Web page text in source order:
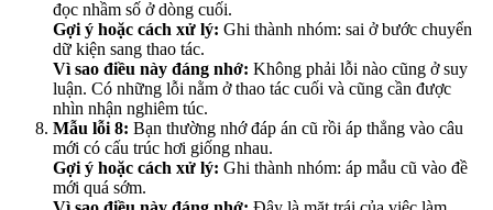
đọc nhầm số ở dòng cuối.
Gợi ý hoặc cách xử lý: Ghi thành nhóm: sai ở bước chuyển
dữ kiện sang thao tác.
Vì sao điều này đáng nhớ: Không phải lỗi nào cũng ở suy
luận. Có những lỗi nằm ở thao tác cuối và cũng cần được
nhìn nhận nghiêm túc.
Mẫu lỗi 8: Bạn thường nhớ đáp án cũ rồi áp thẳng vào câu
mới có cấu trúc hơi giống nhau.
Gợi ý hoặc cách xử lý: Ghi thành nhóm: áp mẫu cũ vào đề
mới quá sớm.